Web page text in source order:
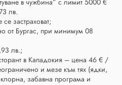
в чужбина” с лимит 5000 €
лв.
застраховат;
от Бургас, при минимум 08
лв.;
в Кападокия – цена 46 € /
и мезе към тях (ядки,
забавна програма и